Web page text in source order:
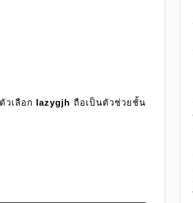
ตัวเลือก lazygjh ถือเป็นตัวช่วยชั้น